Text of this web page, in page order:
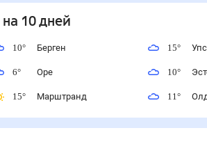
на 10 дней
10° Берген
6° Оре
15° Марштранд
15°
10°
11°